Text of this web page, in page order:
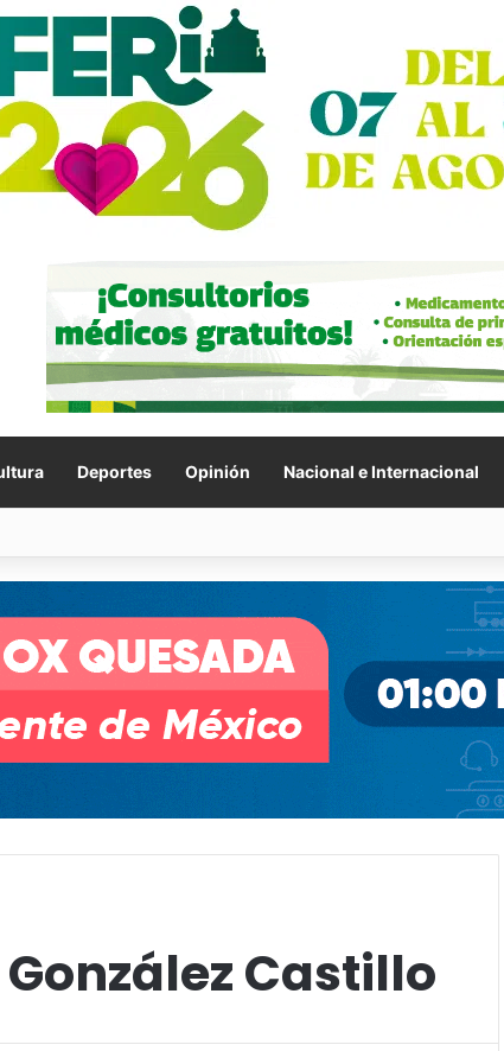
Deportes Opinión Nacional e Internacional
Castillo